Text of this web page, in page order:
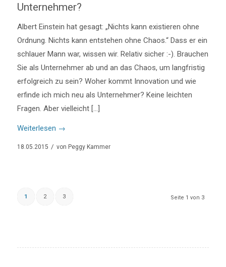
Unternehmer?
Albert Einstein hat gesagt: „Nichts kann existieren ohne
Ordnung. Nichts kann entstehen ohne Chaos.“ Dass er ein
schlauer Mann war, wissen wir. Relativ sicher :-). Brauchen
Sie als Unternehmer ab und an das Chaos, um langfristig
erfolgreich zu sein? Woher kommt Innovation und wie
erfinde ich mich neu als Unternehmer? Keine leichten
Fragen. Aber vielleicht […]
Weiterlesen →
18.05.2015 / von Peggy Kammer
Seite 1 von 3
1 2 3